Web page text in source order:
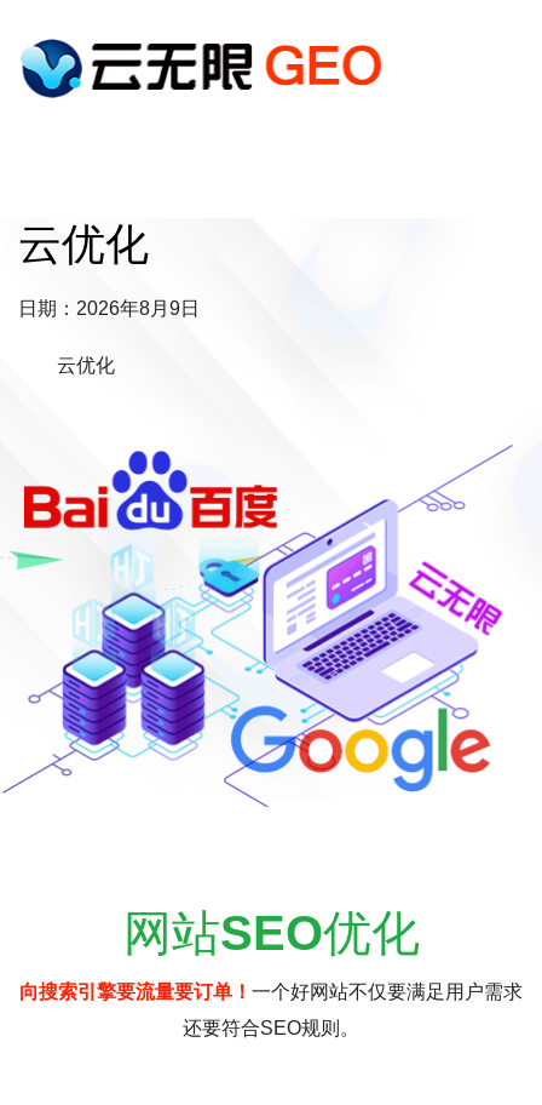
云优化
日期：2026年8月9日
云优化
网站SEO优化
向搜索引擎要流量要订单！ 一个好网站不仅要满足用户需求
还要符合SEO规则。